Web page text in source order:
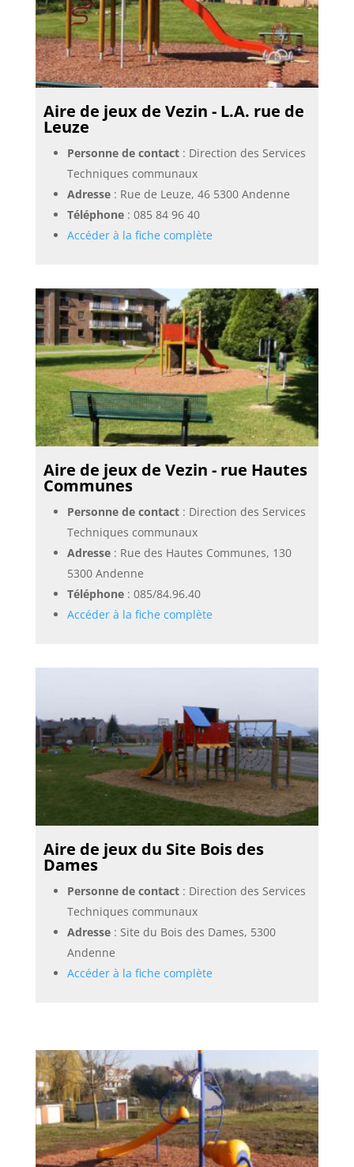
Aire de jeux de Vezin - L.A. rue de
Leuze
Personne de contact: Direction des Services
Techniques communaux
Adresse: Rue de Leuze, 46 5300 Andenne
Téléphone: 085 84 96 40
Accéder à la fiche complète
Aire de jeux de Vezin - rue Hautes
Communes
Personne de contact: Direction des Services
Techniques communaux
Adresse: Rue des Hautes Communes, 130
5300 Andenne
Téléphone: 085/84.96.40
Accéder à la fiche complète
Aire de jeux du Site Bois des
Dames
Personne de contact: Direction des Services
Techniques communaux
Adresse: Site du Bois des Dames, 5300
Andenne
Accéder à la fiche complète